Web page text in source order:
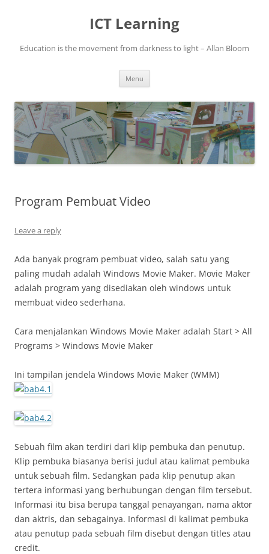
ICT Learning
Education is the movement from darkness to light – Allan Bloom
Menu
Program Pembuat Video
Leave a reply
Ada banyak program pembuat video, salah satu yang
paling mudah adalah Windows Movie Maker. Movie Maker
adalah program yang disediakan oleh windows untuk
membuat video sederhana.
Cara menjalankan Windows Movie Maker adalah Start > All
Programs > Windows Movie Maker
Ini tampilan jendela Windows Movie Maker (WMM)
Sebuah film akan terdiri dari klip pembuka dan penutup.
Klip pembuka biasanya berisi judul atau kalimat pembuka
untuk sebuah film. Sedangkan pada klip penutup akan
tertera informasi yang berhubungan dengan film tersebut.
Informasi itu bisa berupa tanggal penayangan, nama aktor
dan aktris, dan sebagainya. Informasi di kalimat pembuka
atau penutup pada sebuah film disebut dengan titles atau
credit.